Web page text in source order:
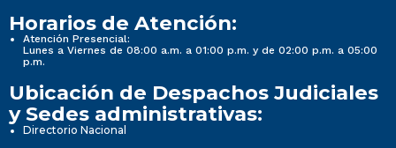
Horarios de Atención:
Atención Presencial:
Lunes a Viernes de 08:00 a.m. a 01:00 p.m. y de 02:00 p.m. a 05:00
p.m.
Ubicación de Despachos Judiciales
y Sedes administrativas:
Directorio Nacional